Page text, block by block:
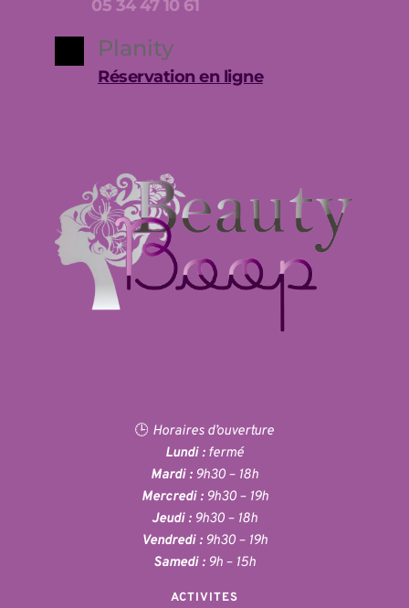
05 34 47 10 61
Planity
Réservation en ligne
🕒 Horaires d’ouverture
Lundi : fermé
Mardi : 9h30 – 18h
Mercredi : 9h30 – 19h
Jeudi : 9h30 – 18h
Vendredi : 9h30 – 19h
Samedi : 9h – 15h
ACTIVITES